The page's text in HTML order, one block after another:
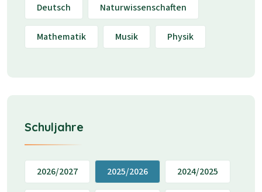
Deutsch Naturwissenschaften
Mathematik Musik Physik
Schuljahre
2026/2027 2025/2026 2024/2025